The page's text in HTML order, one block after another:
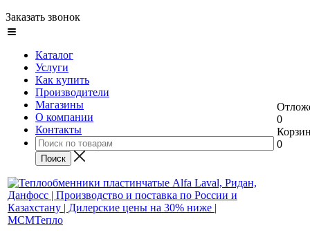
Заказать звонок
Каталог
Услуги
Как купить
Производители
Магазины
О компании
Контакты
0
0